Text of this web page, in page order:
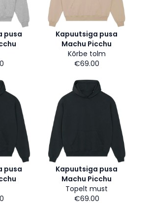
pusa
Kapuutsiga pusa
Machu Picchu
Kõrbe tolm
€69.00
pusa
Kapuutsiga pusa
Machu Picchu
Topelt must
€69.00